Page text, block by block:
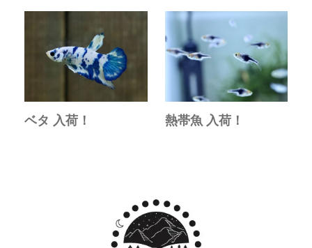
ベタ 入荷！ 熱帯魚 入荷！